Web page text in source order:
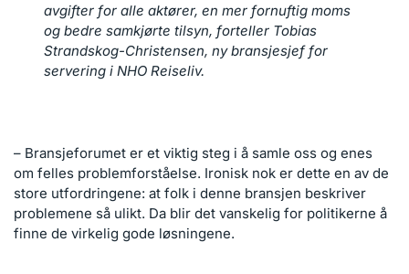
avgifter for alle aktører, en mer fornuftig moms
og bedre samkjørte tilsyn, forteller Tobias
Strandskog-Christensen, ny bransjesjef for
servering i NHO Reiseliv.
– Bransjeforumet er et viktig steg i å samle oss og enes
om felles problemforståelse. Ironisk nok er dette en av de
store utfordringene: at folk i denne bransjen beskriver
problemene så ulikt. Da blir det vanskelig for politikerne å
finne de virkelig gode løsningene.